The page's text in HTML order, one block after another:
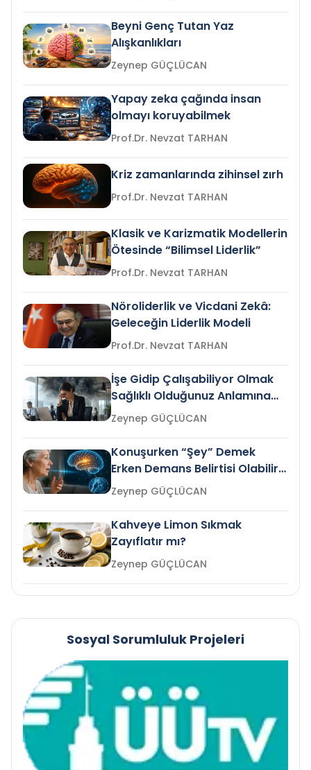
Beyni Genç Tutan Yaz
Alışkanlıkları
Zeynep GÜÇLÜCAN
Yapay zeka çağında insan
olmayı koruyabilmek
Prof.Dr. Nevzat TARHAN
Kriz zamanlarında zihinsel zırh
Prof.Dr. Nevzat TARHAN
Klasik ve Karizmatik Modellerin
Ötesinde “Bilimsel Liderlik”
Prof.Dr. Nevzat TARHAN
Nöroliderlik ve Vicdani Zekâ:
Geleceğin Liderlik Modeli
Prof.Dr. Nevzat TARHAN
İşe Gidip Çalışabiliyor Olmak
Sağlıklı Olduğunuz Anlamına
Gelir mi?Zeynep GÜÇLÜCAN
Konuşurken “Şey” Demek
Erken Demans Belirtisi Olabilir
mi?
Zeynep GÜÇLÜCAN
Kahveye Limon Sıkmak
Zayıflatır mı?
Zeynep GÜÇLÜCAN
Sosyal Sorumluluk Projeleri